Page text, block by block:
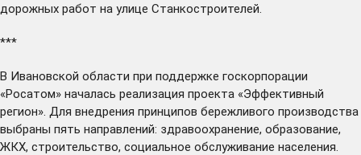
дорожных работ на улице Станкостроителей.
***
В Ивановской области при поддержке госкорпорации
«Росатом» началась реализация проекта «Эффективный
регион». Для внедрения принципов бережливого производства
выбраны пять направлений: здравоохранение, образование,
ЖКХ, строительство, социальное обслуживание населения.